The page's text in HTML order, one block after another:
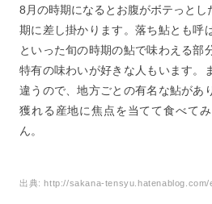
8月の時期になるとお腹がボテっと
期に差し掛かります。落ち鮎とも呼
といった旬の時期の鮎で味わえる部
特有の味わいが好きな人もいます。
違うので、地方ごとの有名な鮎があ
獲れる産地に焦点を当てて食べて
ん。
出典:http://sakana-